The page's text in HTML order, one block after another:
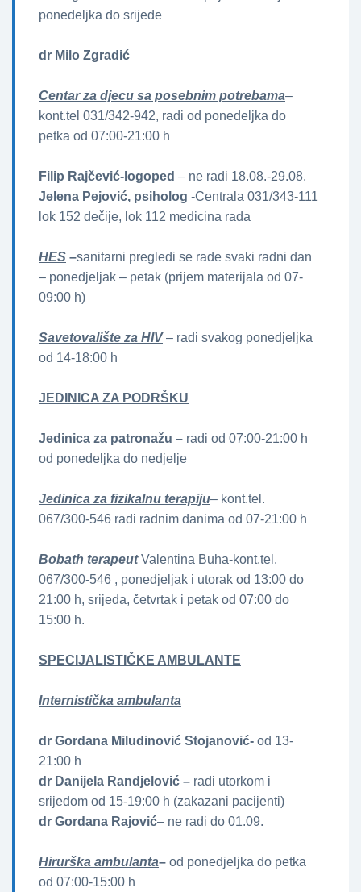
ponedeljka do srijede
dr Milo Zgradić
Centar za djecu sa posebnim potrebama–
kont.tel 031/342-942, radi od ponedeljka do
petka od 07:00-21:00 h
Filip Rajčević-logoped – ne radi 18.08.-29.08.
Jelena Pejović, psiholog -Centrala 031/343-111
lok 152 dečije, lok 112 medicina rada
HES –sanitarni pregledi se rade svaki radni dan
– ponedjeljak – petak (prijem materijala od 07-
09:00 h)
Savetovalište za HIV– radi svakog ponedjeljka
od 14-18:00 h
JEDINICA ZA PODRŠKU
Jedinica za patronažu – radi od 07:00-21:00 h
od ponedeljka do nedjelje
Jedinica za fizikalnu terapiju– kont.tel.
067/300-546 radi radnim danima od 07-21:00 h
Bobath terapeutValentina Buha-kont.tel.
067/300-546 , ponedjeljak i utorak od 13:00 do
21:00 h, srijeda, četvrtak i petak od 07:00 do
15:00 h.
SPECIJALISTIČKE AMBULANTE
Internistička ambulanta
dr Gordana Miludinović Stojanović- od 13-
21:00 h
dr Danijela Randjelović – radi utorkom i
srijedom od 15-19:00 h (zakazani pacijenti)
dr Gordana Rajović– ne radi do 01.09.
Hirurška ambulanta– od ponedjeljka do petka
od 07:00-15:00 h